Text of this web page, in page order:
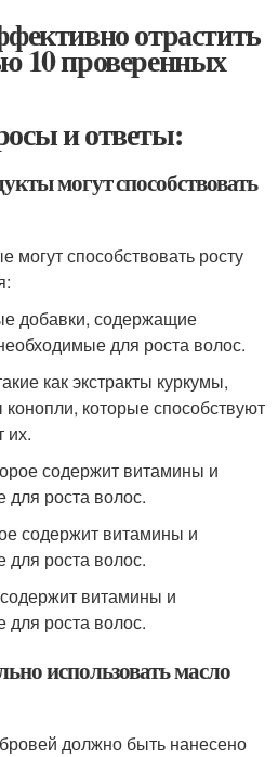
отрастить
10 проверенных
и ответы:
могут способствовать
могут способствовать росту
добавки, содержащие
для роста волос.
как экстракты куркумы,
которые способствуют
их.
содержит витамины и
роста волос.
содержит витамины и
роста волос.
витамины и
роста волос.
использовать масло
должно быть нанесено